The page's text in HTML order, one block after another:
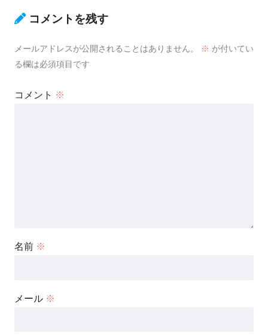
コメントを残す
メールアドレスが公開されることはありません。 ※ が付いてい
る欄は必須項目です
コメント ※
名前 ※
メール ※